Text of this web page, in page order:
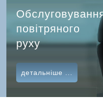
повітряного
руху
детальніше ...